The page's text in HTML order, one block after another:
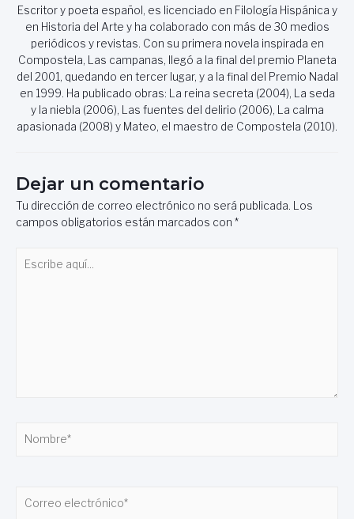
Escritor y poeta español, es licenciado en Filología Hispánica y
en Historia del Arte y ha colaborado con más de 30 medios
periódicos y revistas. Con su primera novela inspirada en
Compostela, Las campanas, llegó a la final del premio Planeta
del 2001, quedando en tercer lugar, y a la final del Premio Nadal
en 1999. Ha publicado obras: La reina secreta (2004), La seda
y la niebla (2006), Las fuentes del delirio (2006), La calma
apasionada (2008) y Mateo, el maestro de Compostela (2010).
Dejar un comentario
Tu dirección de correo electrónico no será publicada. Los
campos obligatorios están marcados con *
aquí...
electrónico*